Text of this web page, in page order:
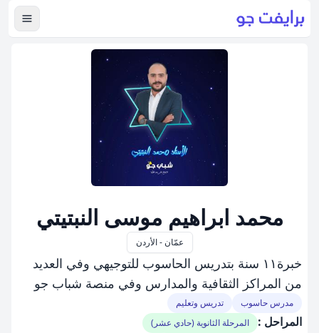
عرض
محمد ابراهيم موسى النبتيتي
عمّان - الأردن
خبرة١١ سنة بتدريس الحاسوب للتوجيهي وفي العديد
من المراكز الثقافية والمدارس وفي منصة شباب جو
مدرس حاسوب تدريس وتعليم
المراحل :
المرحلة الثانوية (حادي عشر)